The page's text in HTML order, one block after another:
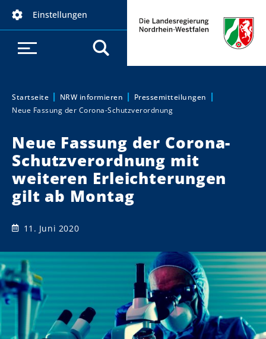
Einstellungen
Sie sind hier:
Startseite NRW informieren
Pressemitteilungen
Neue Fassung der Corona-Schutzverordnung
Neue Fassung der Corona-
Schutzverordnung mit
weiteren Erleichterungen
gilt ab Montag
11. Juni 2020